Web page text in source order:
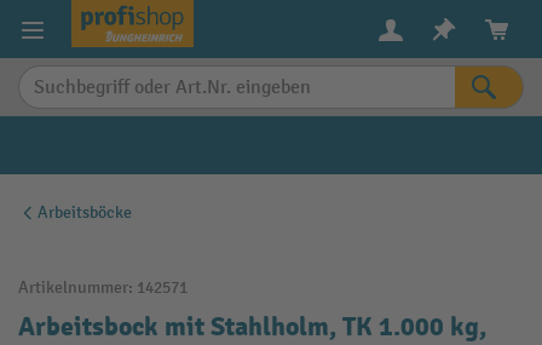
springen
Arbeitsböcke
Artikelnummer: 142571
Arbeitsbock mit Stahlholm, TK 1.000 kg,